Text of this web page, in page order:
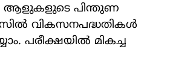
ആളുകളുടെ പിന്തുണ
വികസനപദ്ധതികൾ
പരീക്ഷയിൽ മികച്ച